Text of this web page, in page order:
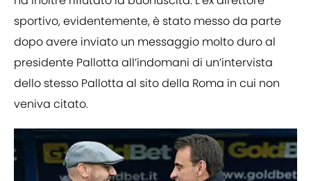
sportivo, evidentemente, è stato messo da parte
dopo avere inviato un messaggio molto duro al
presidente Pallotta all’indomani di un’intervista
dello stesso Pallotta al sito della Roma in cui non
veniva citato.